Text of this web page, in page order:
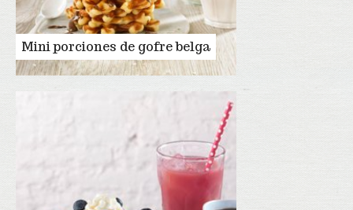
Mini porciones de gofre belga